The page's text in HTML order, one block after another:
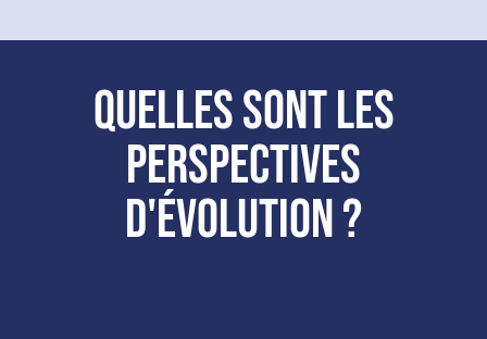
Quelles sont les
perspectives
d'évolution ?